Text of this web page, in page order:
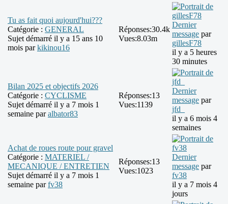
Tu as fait quoi aujourd'hui???
Catégorie : GENERAL
Sujet démarré il y a 15 ans 10
mois parkikinou16
Réponses:30.4k
Vues:8.03m
Dernier
message par
gillesF78
il y a 5 heures
30 minutes
Bilan 2025 et objectifs 2026
Catégorie : CYCLISME
Sujet démarré il y a 7 mois 1
semaine paralbator83
Réponses:13
Vues:1139
Dernier
message par
jfd_
il y a 6 mois 4
semaines
Achat de roues route pour gravel
Catégorie : MATERIEL /
MECANIQUE / ENTRETIEN
Sujet démarré il y a 7 mois 1
semaine parfv38
Réponses:13
Vues:1023
Dernier
message par
fv38
il y a 7 mois 4
jours